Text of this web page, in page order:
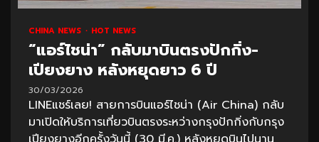
CHINA NEWS HOT NEWS
“แอร์ไชน่า” กลับมาบินตรงปักกิ่ง-
เปียงยาง หลังหยุดยาว 6 ปี
30/03/2026
LINEแชร์เลย! สายการบินแอร์ไชน่า (Air China) กลับ
มาเปิดให้บริการเที่ยวบินตรงระหว่างกรุงปักกิ่งกับกรุง